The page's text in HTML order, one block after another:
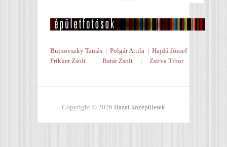
Bujnovszky Tamás | Polgár Attila | Hajdú József
Frikker Zsolt | Batár Zsolt | Zsitva Tibor
Copyright © 2026 Hazai középületek